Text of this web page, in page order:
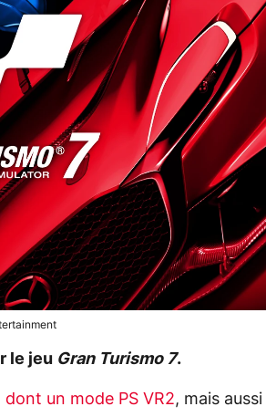
le jeu Gran Turismo 7.
un mode PS VR2, mais aussi